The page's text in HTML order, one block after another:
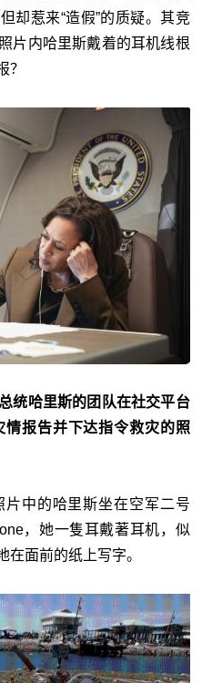
却惹来“造假”的质疑。其竞
片内哈里斯戴着的耳机线根
？
统哈里斯的团队在社交平台
情报告并下达指令救灾的照
中的哈里斯坐在空军二号
，她一隻耳戴著耳机，似
在面前的纸上写字。